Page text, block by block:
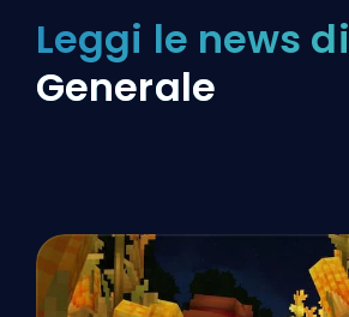
Leggi le news di
Generale